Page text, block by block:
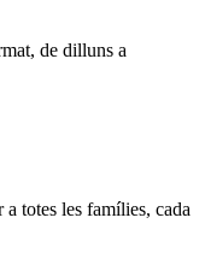
de dilluns a
totes les famílies, cada